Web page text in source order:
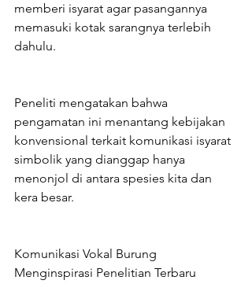
memberi isyarat agar pasangannya
memasuki kotak sarangnya terlebih
dahulu.
Peneliti mengatakan bahwa
pengamatan ini menantang kebijakan
konvensional terkait komunikasi isyarat
simbolik yang dianggap hanya
menonjol di antara spesies kita dan
kera besar.
Komunikasi Vokal Burung
Menginspirasi Penelitian Terbaru